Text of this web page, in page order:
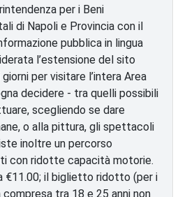
per i Beni
di Napoli e Provincia con il
pubblica in lingua
l’estensione del sito
per visitare l’intera Area
decidere - tra quelli possibili
scegliendo se dare
o alla pittura, gli spettacoli
inoltre un percorso
con ridotte capacità motorie.
il biglietto ridotto (per i
compresa tra 18 e 25 anni non